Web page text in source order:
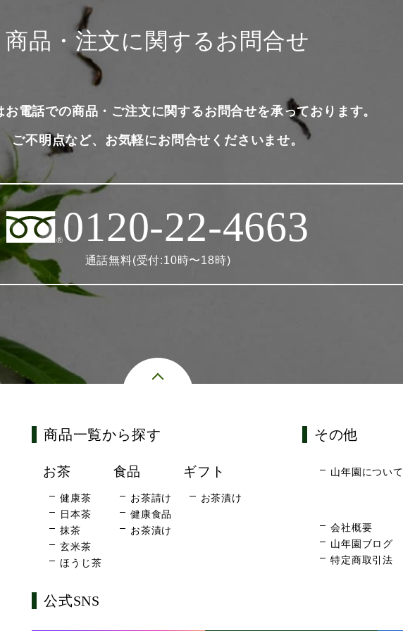
商品・注文に関するお問合せ
お電話での商品・ご注文に関するお問合せを承っております。
ご不明点など、お気軽にお問合せくださいませ。
0120-22-4663
通話無料(受付:10時〜18時)
商品一覧から探す
お茶
健康茶
日本茶
抹茶
玄米茶
ほうじ茶
食品
お茶請け
健康食品
お茶漬け
ギフト
お茶漬け
その他
山年園について
会社概要
山年園ブログ
特定商取引法
公式SNS